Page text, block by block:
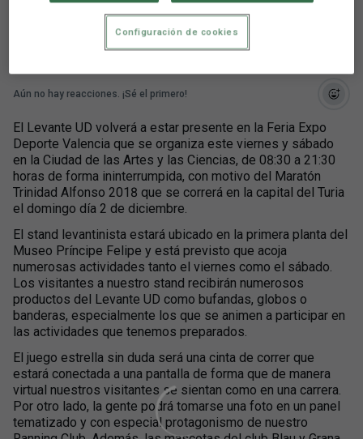
Alfonso
Aún no hay reacciones. ¡Sé el primero!
El Levante UD volverá a estar presente en la Feria Expo
Deporte Valencia que se organiza este viernes y sábado
en la Ciudad de las Artes y las Ciencias, de 08:30 a 21:30
horas de forma ininterrumpida, con motivo del Maratón
Trinidad Alfonso 2018 que se correrá en la capital del Turia
el domingo día 2 de diciembre.
El stand levantinista estará ubicado en la primera planta del
Museo Príncipe Felipe y está previsto que acoja
numerosas actividades tanto el viernes como el sábado.
Los visitantes a nuestro stand recibirán numerosos
productos del Levante UD como bufandas, globos o
banderas, especialmente los que se animen a participar en
las actividades que tenemos preparados.
El juego estrella sin duda será una cinta de correr que
estará conectada a una pantalla de forma que de manera
virtual nuestros visitantes se sientan como en una carrera.
Por otro lado, la gente podrá tomarse una foto en un panel
tematizado y con especial protagonismo de nuestro
Configuración de cookies